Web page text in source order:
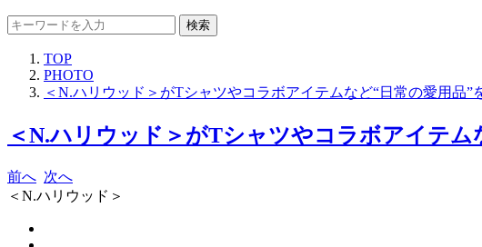
検索
TOP
PHOTO
＜N.ハリウッド＞がTシャツやコラボアイテムなど“日常の愛用品
＜N.ハリウッド＞がTシャツやコラボアイテ
前へ 次へ
＜N.ハリウッド＞